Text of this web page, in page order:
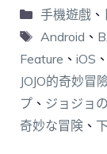
手機遊戲、
Android 、
Feature 、 iOS 、
JOJO的奇妙冒
プ 、 ジョジョ
奇妙な冒険 、